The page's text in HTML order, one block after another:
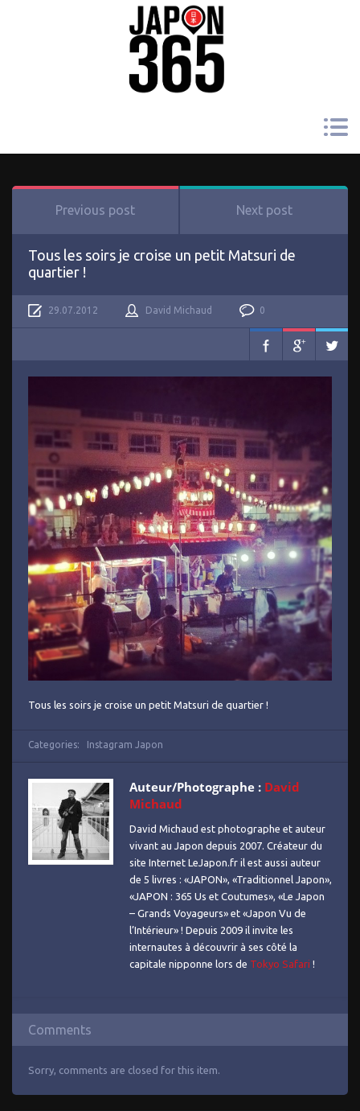
Previous post Next post
Tous les soirs je croise un petit Matsuri de
quartier !
29.07.2012 David Michaud 0
Tous les soirs je croise un petit Matsuri de quartier !
Categories: Instagram Japon
Auteur/Photographe : David
Michaud
David Michaud est photographe et auteur
vivant au Japon depuis 2007. Créateur du
site Internet LeJapon.fr il est aussi auteur
de 5 livres : «JAPON», «Traditionnel Japon»,
«JAPON : 365 Us et Coutumes», «Le Japon
– Grands Voyageurs» et «Japon Vu de
l’Intérieur» ! Depuis 2009 il invite les
internautes à découvrir à ses côté la
capitale nipponne lors de Tokyo Safari !
Comments
Sorry, comments are closed for this item.